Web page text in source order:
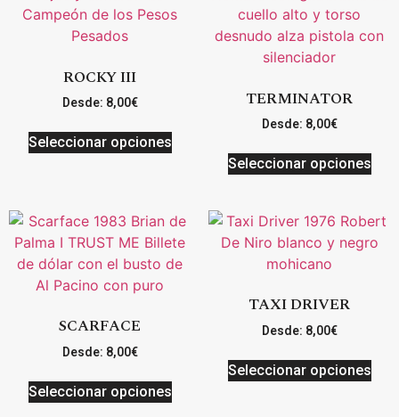
ROCKY III
Desde: 8,00€
Seleccionar opciones
TERMINATOR
Desde: 8,00€
Seleccionar opciones
SCARFACE
Desde: 8,00€
Seleccionar opciones
TAXI DRIVER
Desde: 8,00€
Seleccionar opciones